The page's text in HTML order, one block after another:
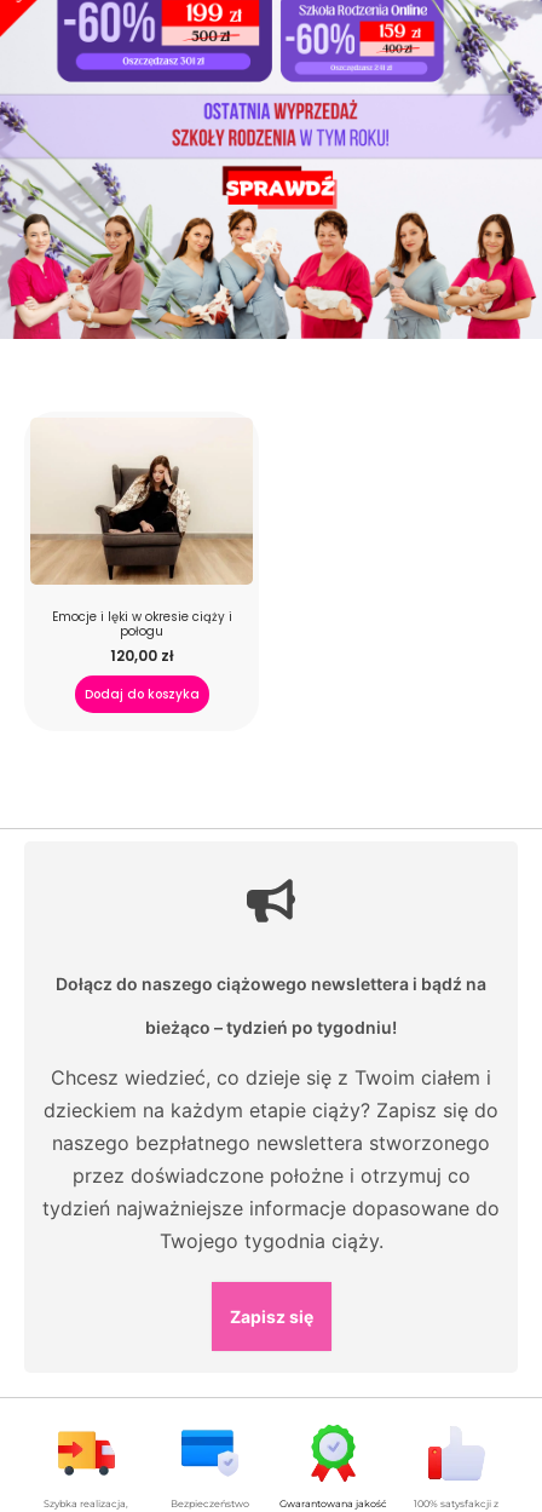
Emocje i lęki w okresie ciąży i
połogu
120,00 zł
Dodaj do koszyka
Dołącz do naszego ciążowego newslettera i bądź na
bieżąco – tydzień po tygodniu!
Chcesz wiedzieć, co dzieje się z Twoim ciałem i
dzieckiem na każdym etapie ciąży? Zapisz się do
naszego bezpłatnego newslettera stworzonego
przez doświadczone położne i otrzymuj co
tydzień najważniejsze informacje dopasowane do
Twojego tygodnia ciąży.
Zapisz się
Szybka realizacja,
Bezpieczeństwo
Gwarantowana jakość
100% satysfakcji z